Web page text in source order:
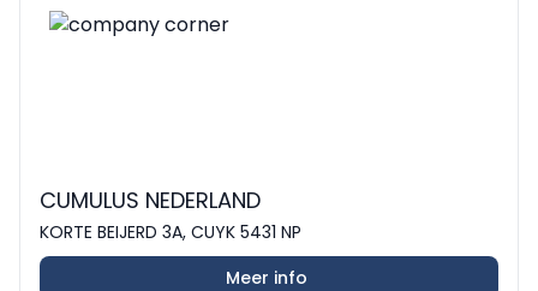
CUMULUS NEDERLAND
KORTE BEIJERD 3A, CUYK 5431 NP
Meer info